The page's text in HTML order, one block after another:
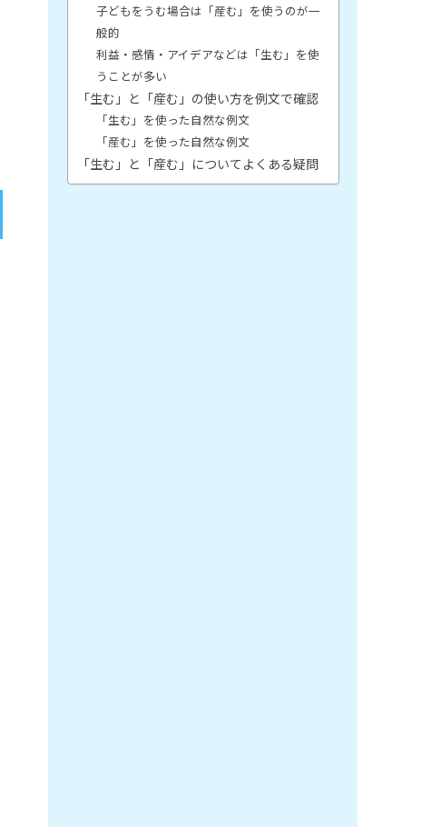
子どもをうむ場合は「産む」を使うのが一
般的
利益・感情・アイデアなどは「生む」を使
うことが多い
「生む」と「産む」の使い方を例文で確認
「生む」を使った自然な例文
「産む」を使った自然な例文
「生む」と「産む」についてよくある疑問